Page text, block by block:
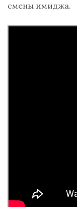
смены имиджа.